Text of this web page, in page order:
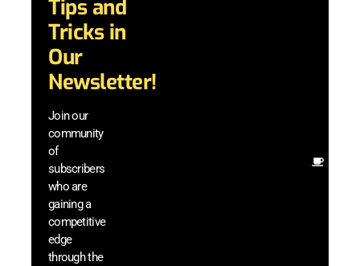
Tips and
Tricks in
Our
Newsletter!
Join our
community
of
subscribers
who are
gaining a
competitive
edge
through the